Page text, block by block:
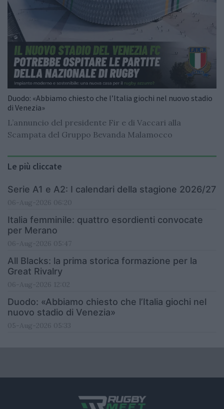
Duodo: «Abbiamo chiesto che l’Italia giochi nel nuovo stadio
di Venezia»
L’annuncio del presidente Fir e di Vaccari alla
Scampata del Gruppo Bevanda Malamocco
Le più cliccate
Serie A1 e A2: I calendari della stagione 2026/27
06-Aug-2026 06:20
Italia femminile: quattro esordienti convocate
per Merano
06-Aug-2026 05:47
All Blacks: la prima storica formazione per la
Great Rivalry
06-Aug-2026 12:02
Duodo: «Abbiamo chiesto che l’Italia giochi nel
nuovo stadio di Venezia»
05-Aug-2026 05:33